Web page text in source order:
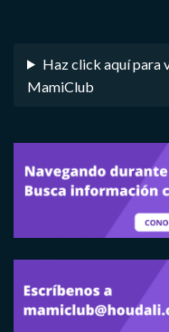
Haz click aquí para
MamiClub